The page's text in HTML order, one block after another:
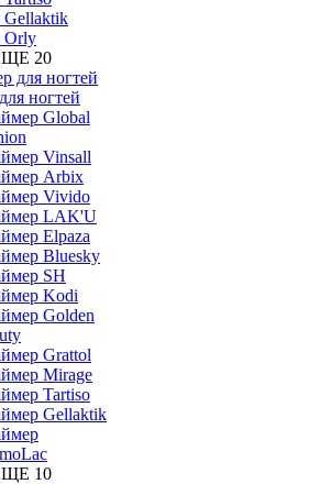
Gellaktik
Orly
20
ногтей
Global
Vinsall
Arbix
Vivido
LAK'U
Elpaza
Bluesky
SH
Kodi
Golden
Grattol
Mirage
Tartiso
Gellaktik
10